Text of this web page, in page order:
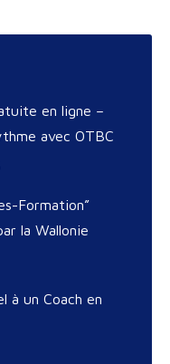
en ligne –
avec OTBC
Formation”
la Wallonie
à un Coach en